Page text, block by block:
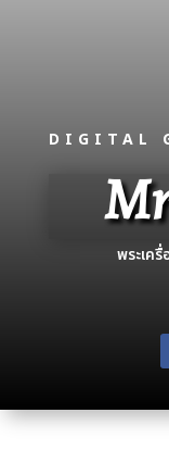
DIGITAL
พระเค